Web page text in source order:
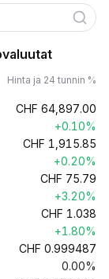
Hinta ja 24 tunnin %
CHF 64,897.00
+0.10%
CHF 1,915.85
+0.20%
CHF 75.79
+3.20%
CHF 1.038
+1.80%
CHF 0.999487
0.00%